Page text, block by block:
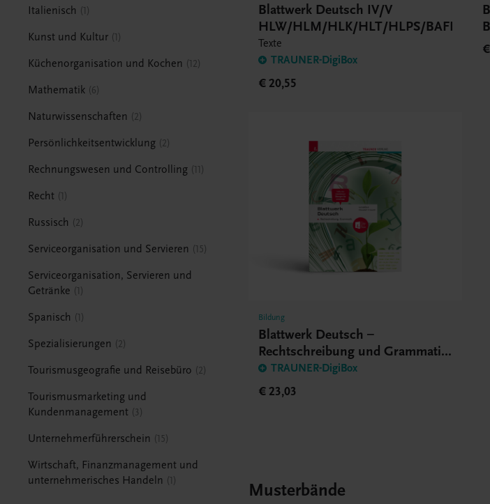
Italienisch 1
Kunst und Kultur 1
Küchenorganisation und Kochen 12
Mathematik 6
Naturwissenschaften 2
Persönlichkeitsentwicklung 2
Rechnungswesen und Controlling 11
Recht 1
Russisch 2
Serviceorganisation und Servieren 15
Serviceorganisation, Servieren und
Getränke
1
Spanisch 1
Spezialisierungen 2
Tourismusgeografie und Reisebüro 2
Tourismusmarketing und
Kundenmanagement
3
Unternehmerführerschein 15
Wirtschaft, Finanzmanagement und
unternehmerisches Handeln
1
Blattwerk Deutsch IV/V
HLW/HLM/HLK/HLT/HLPS/BAFEP/
Texte
TRAUNER-DigiBox
€ 20,55
Bildung
Blattwerk Deutsch –
Rechtschreibung und Grammatik
BHS/BMS
TRAUNER-DigiBox
€ 23,03
Musterbände